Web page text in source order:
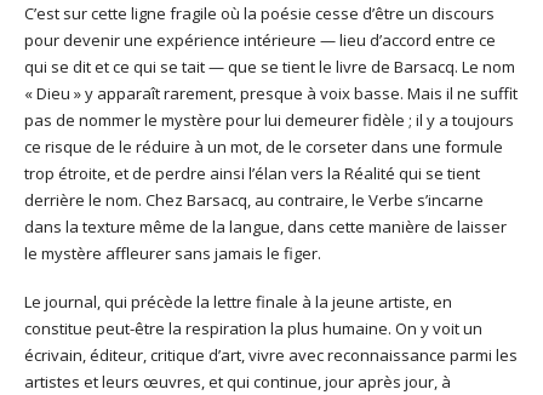
C’est sur cette ligne fragile où la poésie cesse d’être un discours
pour devenir une expérience intérieure — lieu d’accord entre ce
qui se dit et ce qui se tait — que se tient le livre de Barsacq. Le nom
« Dieu » y apparaît rarement, presque à voix basse. Mais il ne suffit
pas de nommer le mystère pour lui demeurer fidèle ; il y a toujours
ce risque de le réduire à un mot, de le corseter dans une formule
trop étroite, et de perdre ainsi l’élan vers la Réalité qui se tient
derrière le nom. Chez Barsacq, au contraire, le Verbe s’incarne
dans la texture même de la langue, dans cette manière de laisser
le mystère affleurer sans jamais le figer.
Le journal, qui précède la lettre finale à la jeune artiste, en
constitue peut-être la respiration la plus humaine. On y voit un
écrivain, éditeur, critique d’art, vivre avec reconnaissance parmi les
artistes et leurs œuvres, et qui continue, jour après jour, à